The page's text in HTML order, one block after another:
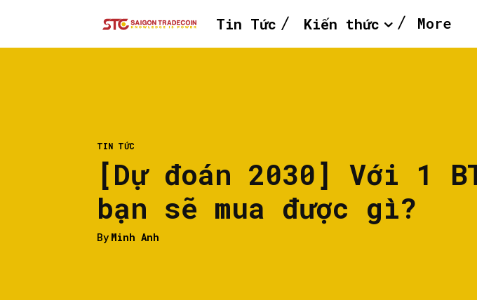
Tin Tức Kiến thức More
TIN TỨC
[Dự đoán 2030] Với 1
bạn sẽ mua được gì?
By Minh Anh